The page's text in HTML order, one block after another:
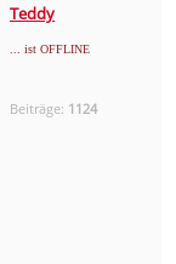
Teddy
... ist OFFLINE
Beiträge: 1124